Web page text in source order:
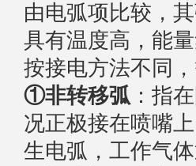
由电弧项比较，
具有温度高，能
按接电方法不同
①非转移弧 ：指
况正极接在喷嘴
生电弧，工作气